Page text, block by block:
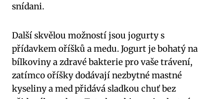
snídani.
Další skvělou možností jsou jogurty s
přídavkem oříšků a medu. Jogurt je bohatý na
bílkoviny a zdravé bakterie pro vaše trávení,
zatímco oříšky dodávají nezbytné mastné
kyseliny a med přidává sladkou chuť bez